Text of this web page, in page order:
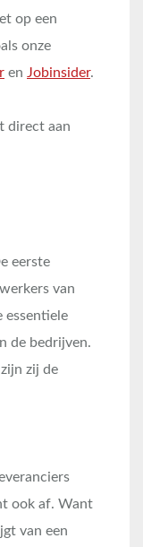
op een
onze
en Jobinsider.
direct aan
eerste
van
essentiele
de bedrijven.
zij de
ook af. Want
van een